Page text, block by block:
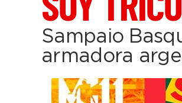
Sampaio
armadora